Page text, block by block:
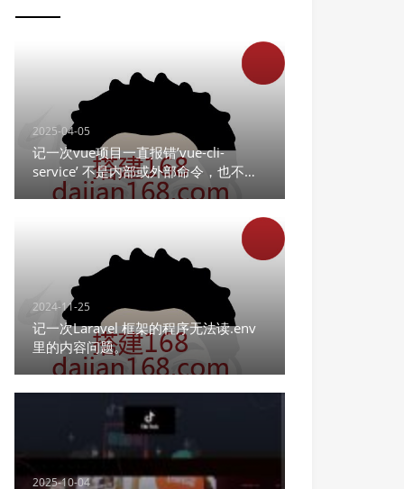
2025-04-05
记一次vue项目一直报错’vue-cli-
service’ 不是内部或外部命令，也不是
可运行的程序
2024-11-25
记一次Laravel 框架的程序无法读.env
里的内容问题。
2025-10-04